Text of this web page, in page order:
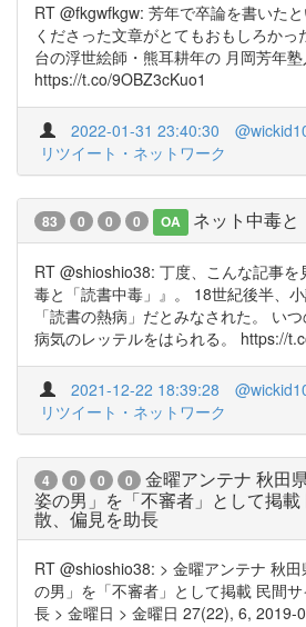
RT @fkgwfkgw: 芳年で卒論を書いた
くださった文章がとてもおもしろか
台の浮世絵師・熊耳耕年の 月岡芳年
https://t.co/9OBZ3cKuo1
2022-01-31 23:40:30
リツイート・ネットワーク
83 0 0 0 OA ネット中毒と
RT @shioshio38: 丁度、こんな記事を
毒と「読書中毒」』。 18世紀後半、小
「読書の熱病」だとみなされた。 い
病気のレッテルをはられる。 https://
2021-12-22 18:39:28
リツイート・ネットワーク
4 0 0 0
金曜アンテナ 秋田
姿の男」を「不審者」として掲
散、偏見を助長
RT @shioshio38: > 金曜アンテナ 秋
の男」を「不審者」として掲載 民間
長 > 金曜日 > 金曜日 27(22), 6, 2019-